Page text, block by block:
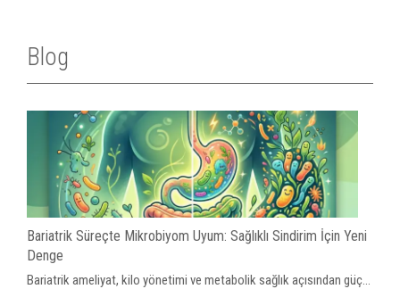
Blog
Bariatrik Süreçte Mikrobiyom Uyum: Sağlıklı Sindirim İçin Yeni
Denge
Bariatrik ameliyat, kilo yönetimi ve metabolik sağlık açısından güç...